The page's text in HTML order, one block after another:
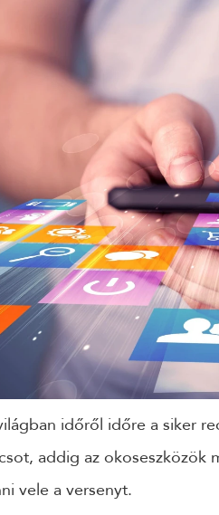
24 ÓRÁN BELÜL FELVESSZÜK
időről időre a siker
addig az okoseszközök
vele a versenyt.